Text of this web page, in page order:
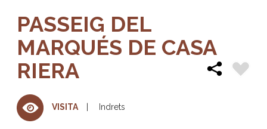
PASSEIG DEL
MARQUÉS DE CASA
RIERA
VISITA Indrets